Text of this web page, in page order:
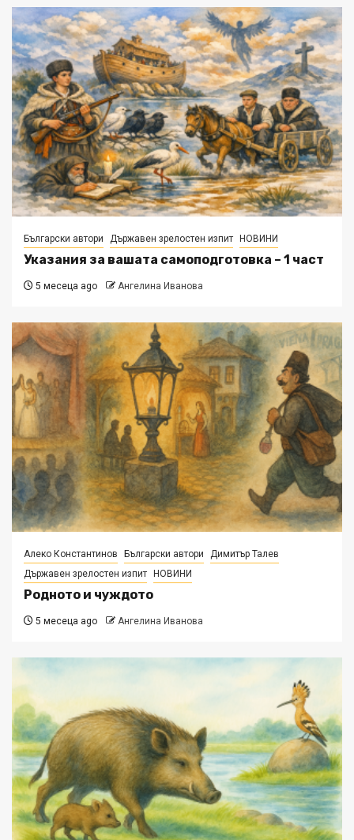
Български автори Държавен зрелостен изпит НОВИНИ
Указания за вашата самоподготовка – 1 част
5 месеца ago Ангелина Иванова
Алеко Константинов Български автори
Димитър Талев
Държавен зрелостен изпит
НОВИНИ
Родното и чуждото
5 месеца ago Ангелина Иванова